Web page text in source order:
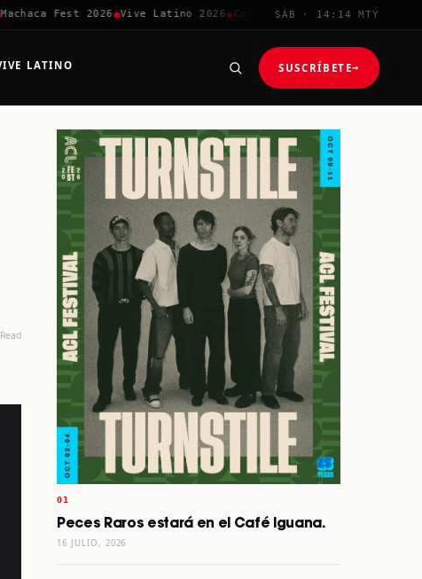
Fest 2026✱Vive Latino 2026✱Corona Capital Coachella 2026
SÁB · 14:14 MTY
LATINO SUSCRÍBETE→
Peces Raros estará en el Café Iguana.
16 JULIO, 2026